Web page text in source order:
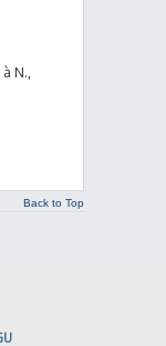
N.,
Back to Top